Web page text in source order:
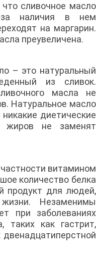
сливочное масло
за наличия в нем
на маргарин.
преувеличена.
– это натуральный
из сливок.
масла не
Натуральное масло
диетические
жиров не заменят
витамином
количество белка
продукт для людей,
Незаменимы
при заболеваниях
таких как гастрит,